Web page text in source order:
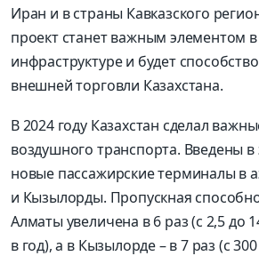
Иран и в страны Кавказского
проект станет важным элементом в
инфраструктуре и будет
внешней торговли Казахстана.
В 2024 году Казахстан сделал
воздушного транспорта. Введены в
новые пассажирские терминалы в
и Кызылорды. Пропускная
Алматы увеличена в 6 раз (с 2,5 до
в год), а в Кызылорде – в 7 раз (с